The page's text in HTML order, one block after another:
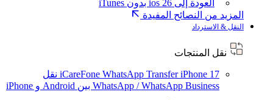
العودة إلى ios 26 بدون iTunes
المزيد من النصائح المفيدة
النقل & الاسترداد
نقل المنتجات
iCareFone WhatsApp TransferiPhone 17
نقل
WhatsApp / WhatsApp Business بين Android و iPhone